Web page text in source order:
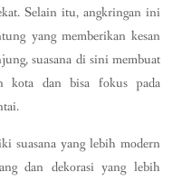
Selain itu, angkringan ini
yang memberikan kesan
suasana di sini membuat
kota dan bisa fokus pada
suasana yang lebih modern
dan dekorasi yang lebih